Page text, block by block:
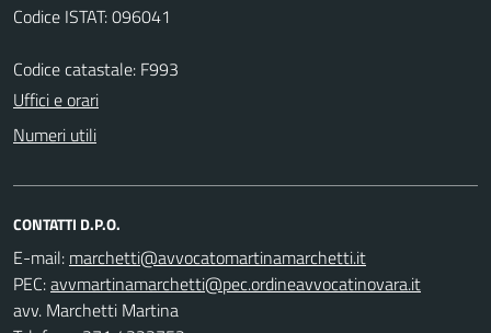
Codice ISTAT: 096041
Codice catastale: F993
Uffici e orari
Numeri utili
CONTATTI D.P.O.
E-mail:
PEC:
avv. Marchetti Martina